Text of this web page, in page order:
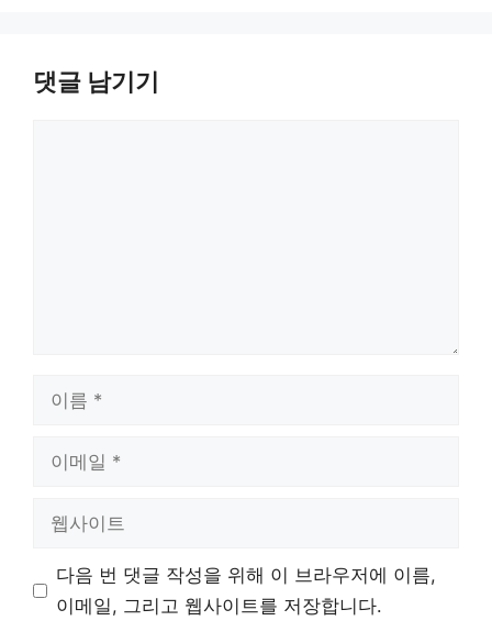
댓글 남기기
트
다음 번 댓글 작성을 위해 이 브라우저에 이름,
이메일, 그리고 웹사이트를 저장합니다.